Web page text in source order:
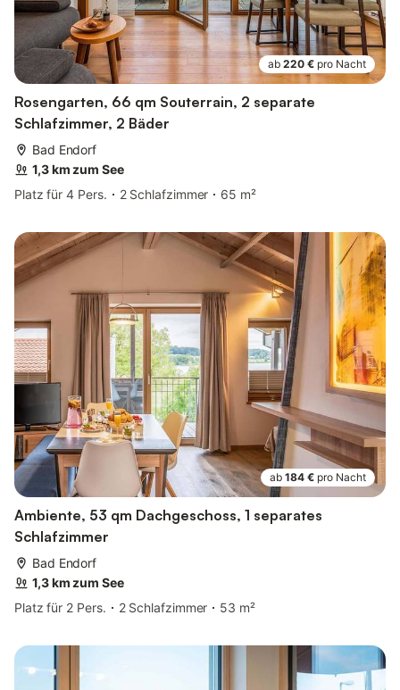
ab 220 € pro Nacht
Rosengarten, 66 qm Souterrain, 2 separate
Schlafzimmer, 2 Bäder
Bad Endorf
1,3 km zum See
Platz für 4 Pers.
2 Schlafzimmer 65 m²
ab 184 € pro Nacht
Ambiente, 53 qm Dachgeschoss, 1 separates
Schlafzimmer
Bad Endorf
1,3 km zum See
Platz für 2 Pers.
2 Schlafzimmer 53 m²